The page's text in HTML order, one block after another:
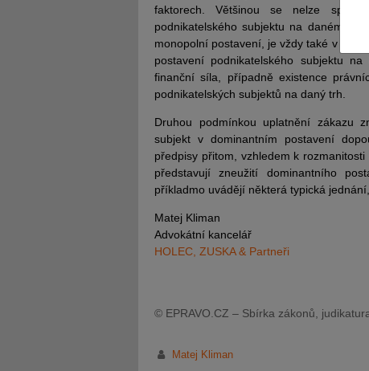
faktorech. Většinou se nelze
podnikatelského subjektu na daném
monopolní postavení, je vždy také v
postavení podnikatelského subjektu
finanční síla, případně existence
podnikatelských subjektů na daný trh.
Druhou podmínkou uplatnění zákazu
subjekt v dominantním postavení
předpisy přitom, vzhledem k
představují zneužití dominantního
příkladmo uvádějí některá typická
Matej Kliman
Advokátní kancelář
HOLEC, ZUSKA & Partneři
© EPRAVO.CZ – Sbírka zákonů,
Matej Kliman
JUDr. Tomáš Nielsen
JUDr.
Kurzy